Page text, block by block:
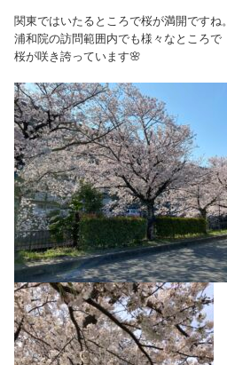
関東ではいたるところで桜が満開ですね。
浦和院の訪問範囲内でも様々なところで
桜が咲き誇っています🌸